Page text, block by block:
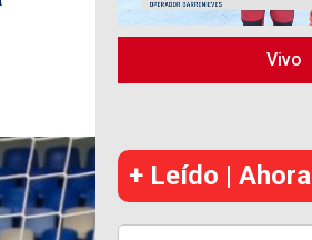
Vivo
+ Leído | Ahora